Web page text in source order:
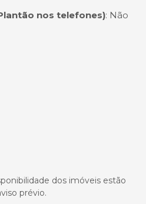
nos telefones): Não
dos imóveis estão
prévio.